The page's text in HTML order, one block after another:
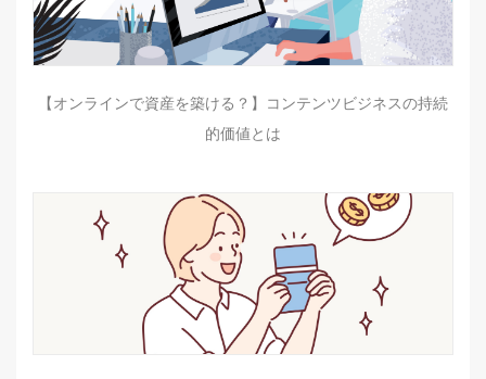
【オンラインで資産を築ける？】コンテンツビジネスの持続
的価値とは